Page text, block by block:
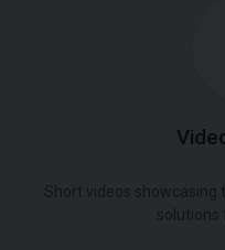
Short videos showcasing
solutions